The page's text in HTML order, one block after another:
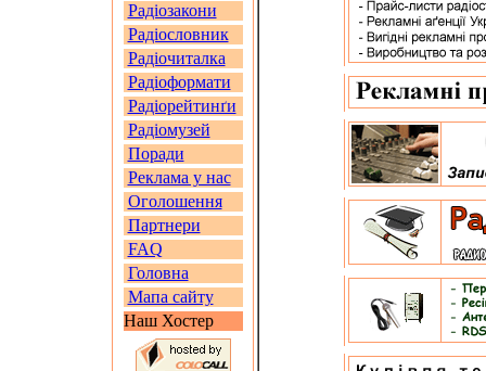
Радіозакони
Радіословник
Радіочиталка
Радіоформати
Радіорейтинґи
Радіомузей
Поради
Реклама у нас
Оголошення
Партнери
FAQ
Головна
Мапа сайту
Наш Хостер